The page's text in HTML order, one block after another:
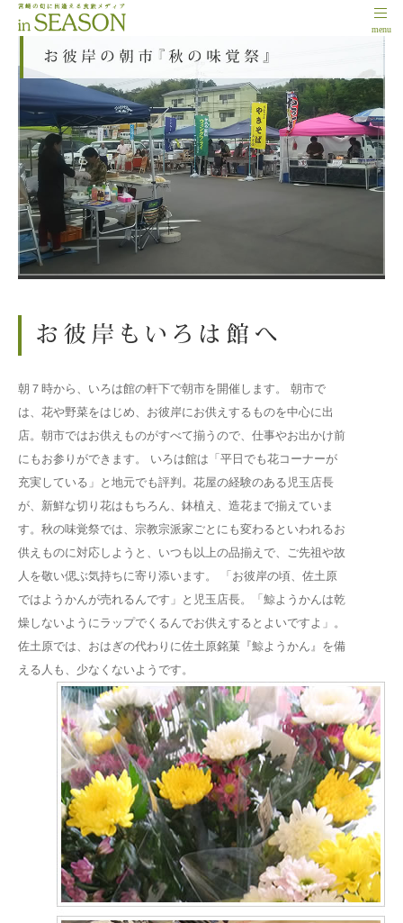
menu
朝７時から、いろは館の軒下で朝市を開催します。 朝市で
は、花や野菜をはじめ、お彼岸にお供えするものを中心に出
店。朝市ではお供えものがすべて揃うので、仕事やお出かけ前
にもお参りができます。 いろは館は「平日でも花コーナーが
充実している」と地元でも評判。花屋の経験のある児玉店長
が、新鮮な切り花はもちろん、鉢植え、造花まで揃えていま
す。秋の味覚祭では、宗教宗派家ごとにも変わるといわれるお
供えものに対応しようと、いつも以上の品揃えで、ご先祖や故
人を敬い偲ぶ気持ちに寄り添います。 「お彼岸の頃、佐土原
ではようかんが売れるんです」と児玉店長。「鯨ようかんは乾
燥しないようにラップでくるんでお供えするとよいですよ」。
佐土原では、おはぎの代わりに佐土原銘菓『鯨ようかん』を備
える人も、少なくないようです。